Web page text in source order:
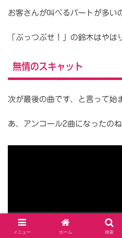
お客さんが叫べるパートが多い
「ぶっつぶせ！」の鈴木はやは
無情のスキャット
次が最後の曲です、と言って始
あ、アンコール2曲になったのね
メニュー ホーム 検索